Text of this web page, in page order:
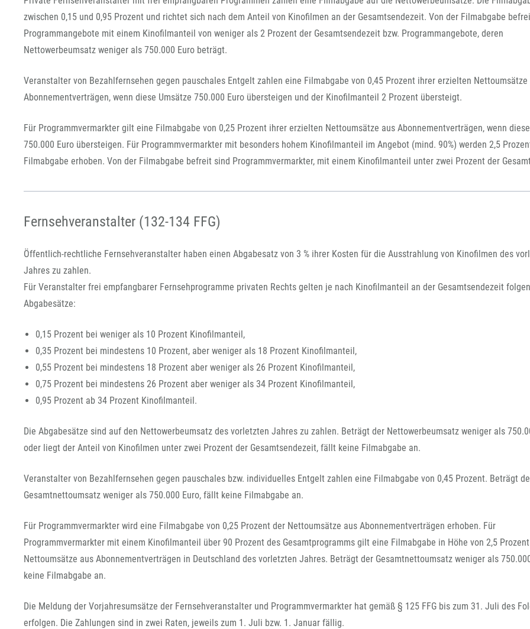
zwischen 0,15 und 0,95 Prozent und richtet sich nach dem Anteil von Kinofilmen an der Gesamtsendezeit. Von der Filmabgabe
Programmangebote mit einem Kinofilmanteil von weniger als 2 Prozent der Gesamtsendezeit bzw. Programmangebote, deren
Nettowerbeumsatz weniger als 750.000 Euro beträgt.
Veranstalter von Bezahlfernsehen gegen pauschales Entgelt zahlen eine Filmabgabe von 0,45 Prozent ihrer erzielten Nettoumsätze
Abonnementverträgen, wenn diese Umsätze 750.000 Euro übersteigen und der Kinofilmanteil 2 Prozent übersteigt.
Für Programmvermarkter gilt eine Filmabgabe von 0,25 Prozent ihrer erzielten Nettoumsätze aus Abonnementverträgen, wenn
750.000 Euro übersteigen. Für Programmvermarkter mit besonders hohem Kinofilmanteil im Angebot (mind. 90%) werden 2,5
Filmabgabe erhoben. Von der Filmabgabe befreit sind Programmvermarkter, mit einem Kinofilmanteil unter zwei Prozent der
Fernsehveranstalter (132-134 FFG)
Öffentlich-rechtliche Fernsehveranstalter haben einen Abgabesatz von 3 % ihrer Kosten für die Ausstrahlung von Kinofilmen des
Jahres zu zahlen.
Für Veranstalter frei empfangbarer Fernsehprogramme privaten Rechts gelten je nach Kinofilmanteil an der Gesamtsendezeit
Abgabesätze:
0,15 Prozent bei weniger als 10 Prozent Kinofilmanteil,
0,35 Prozent bei mindestens 10 Prozent, aber weniger als 18 Prozent Kinofilmanteil,
0,55 Prozent bei mindestens 18 Prozent aber weniger als 26 Prozent Kinofilmanteil,
0,75 Prozent bei mindestens 26 Prozent aber weniger als 34 Prozent Kinofilmanteil,
0,95 Prozent ab 34 Prozent Kinofilmanteil.
Die Abgabesätze sind auf den Nettowerbeumsatz des vorletzten Jahres zu zahlen. Beträgt der Nettowerbeumsatz weniger als
oder liegt der Anteil von Kinofilmen unter zwei Prozent der Gesamtsendezeit, fällt keine Filmabgabe an.
Veranstalter von Bezahlfernsehen gegen pauschales bzw. individuelles Entgelt zahlen eine Filmabgabe von 0,45 Prozent. Beträgt
Gesamtnettoumsatz weniger als 750.000 Euro, fällt keine Filmabgabe an.
Für Programmvermarkter wird eine Filmabgabe von 0,25 Prozent der Nettoumsätze aus Abonnementverträgen erhoben. Für
Programmvermarkter mit einem Kinofilmanteil über 90 Prozent des Gesamtprogramms gilt eine Filmabgabe in Höhe von 2,5
Nettoumsätze aus Abonnementverträgen in Deutschland des vorletzten Jahres. Beträgt der Gesamtnettoumsatz weniger als
keine Filmabgabe an.
Die Meldung der Vorjahresumsätze der Fernsehveranstalter und Programmvermarkter hat gemäß § 125 FFG bis zum 31. Juli des
erfolgen. Die Zahlungen sind in zwei Raten, jeweils zum 1. Juli bzw. 1. Januar fällig.